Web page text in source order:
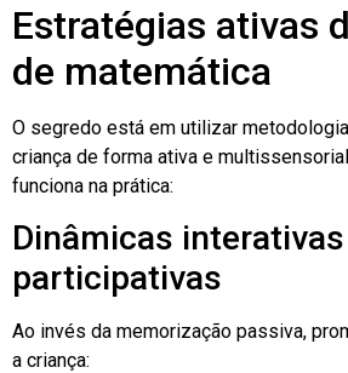
Estratégias ativas
de matemática
O segredo está em utilizar
criança de forma ativa e
funciona na prática:
Dinâmicas
participativas
Ao invés da memorização passiva,
a criança: